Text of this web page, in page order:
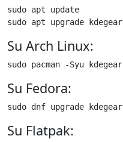
sudo apt update
sudo apt upgrade kdegear
Su Arch Linux:
sudo pacman -Syu kdegear
Su Fedora:
sudo dnf upgrade kdegear
Su Flatpak: